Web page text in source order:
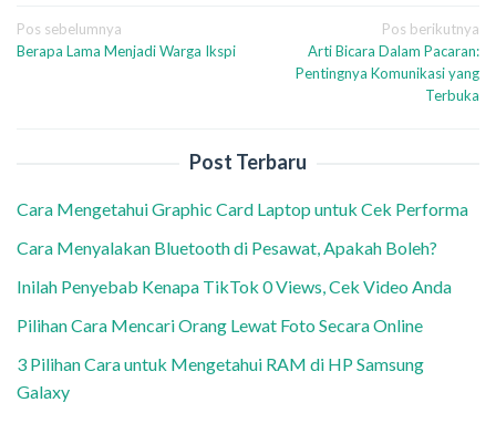
Navigasi
pos
Pos sebelumnya
Berapa Lama Menjadi Warga Ikspi
Pos berikutnya
Arti Bicara Dalam Pacaran:
Pentingnya Komunikasi yang
Terbuka
Post Terbaru
Cara Mengetahui Graphic Card Laptop untuk Cek Performa
Cara Menyalakan Bluetooth di Pesawat, Apakah Boleh?
Inilah Penyebab Kenapa TikTok 0 Views, Cek Video Anda
Pilihan Cara Mencari Orang Lewat Foto Secara Online
3 Pilihan Cara untuk Mengetahui RAM di HP Samsung
Galaxy